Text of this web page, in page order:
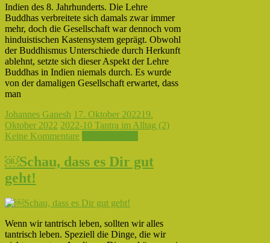
Indien des 8. Jahrhunderts. Die Lehre
Buddhas verbreitete sich damals zwar immer
mehr, doch die Gesellschaft war dennoch vom
hinduistischen Kastensystem geprägt. Obwohl
der Buddhismus Unterschiede durch Herkunft
ablehnt, setzte sich dieser Aspekt der Lehre
Buddhas in Indien niemals durch. Es wurde
von der damaligen Gesellschaft erwartet, dass
man
Johannes Ganesh 17. Oktober 202219.
Oktober 2022 2022-10 Tantra im Alltag (2)
Keine Kommentare
￼Schau, dass es Dir gut
geht!
Wenn wir tantrisch leben, sollten wir alles
tantrisch leben. Speziell die Dinge, die wir